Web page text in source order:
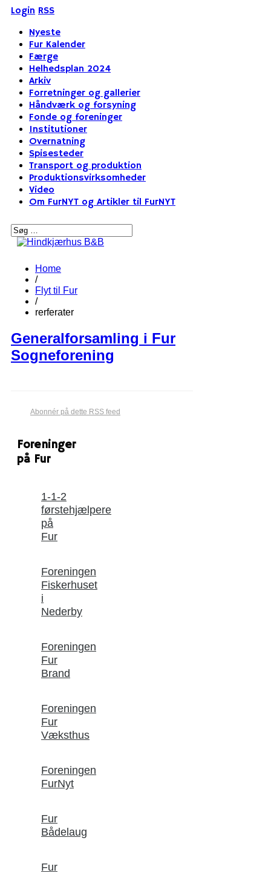
Login RSS
Nyeste
Fur Kalender
Færge
Helhedsplan 2024
Arkiv
Forretninger og gallerier
Håndværk og forsyning
Fonde og foreninger
Institutioner
Overnatning
Spisesteder
Transport og produktion
Produktionsvirksomheder
Video
Om FurNYT og Artikler til FurNYT
Home
/
Flyt til Fur
/
rerferater
Generalforsamling i Fur
Sogneforening
Abonnér på dette RSS feed
Foreninger
på Fur
1-1-2
førstehjælpere
på
Fur
Foreningen
Fiskerhuset
i
Nederby
Foreningen
Fur
Brand
Foreningen
Fur
Væksthus
Foreningen
FurNyt
Fur
Bådelaug
Fur